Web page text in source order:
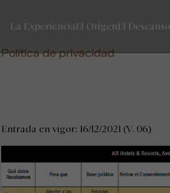
La Experiencia El Origen El Descanso
Política de privacidad
Entrada en vigor: 16/12/2021 (V. 06)